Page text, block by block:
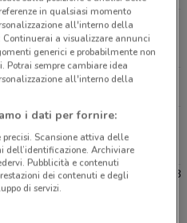
191 Roma
Tutti i negozi Pam
Pam e i negozi
città: lo trovi in Via Aurelia Km 28
Via Di Valle Aurelia 32
Roma, Via dei Colli Portuensi
in qualsiasi momento
all'interno della
Continuerai a visualizzare annunci
generici e probabilmente non
Potrai sempre cambiare idea
all'interno della
i dati per fornire:
Scansione attiva delle
dell’identificazione. Archiviare
Pubblicità e contenuti
dei contenuti e degli
di servizi.